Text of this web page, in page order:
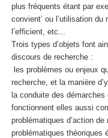
plus fréquents étant par
convient’ ou l’utilisation
l’efficient, etc...
Trois types d’objets font
discours de recherche :
les problèmes ou enjeux
recherche, et la manière
la conduite des
fonctionnent elles aussi
problématiques d’action
problématiques théoriques